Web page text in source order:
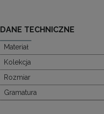
DANE TECHNICZNE
Materiał
Kolekcja
Rozmiar
Gramatura